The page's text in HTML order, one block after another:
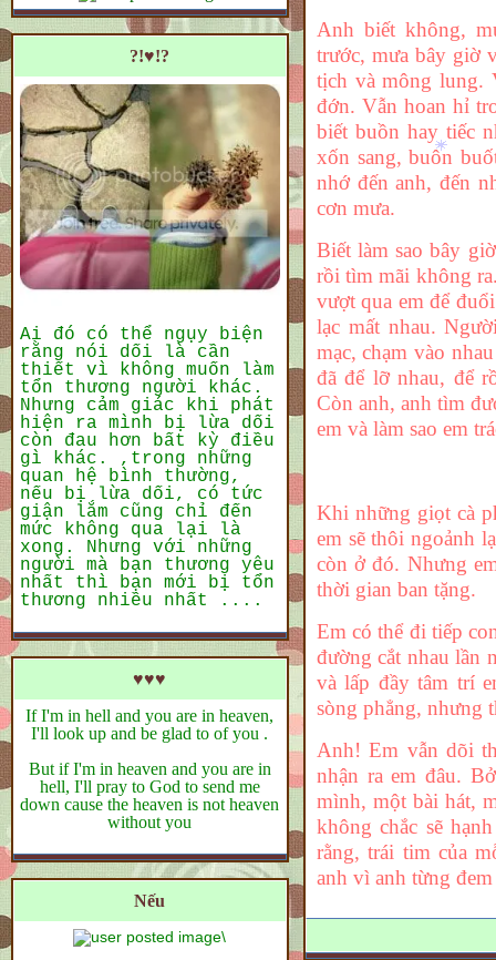
?!♥!?
Ai đó có thể ngụy biện
rằng nói dối là cần
thiết vì không muốn làm
tổn thương người khác.
Nhưng cảm giác khi phát
hiện ra mình bị lừa dối
còn đau hơn bất kỳ điều
gì khác. ,trong những
quan hệ bình thường,
nếu bị lừa dối, có tức
giận lắm cũng chỉ đến
mức không qua lại là
xong. Nhưng với những
người mà bạn thương yêu
nhất thì bạn mới bị tổn
thương nhiều nhất ....
♥♥♥
If I'm in hell and you are in heaven,
I'll look up and be glad to of you .
But if I'm in heaven and you are in
hell, I'll pray to God to send me
down cause the heaven is not heaven
without you
Nếu
\
Anh biết không,
trước, mưa bây giờ
tịch và mông lung.
đớn. Vẫn hoan hỉ
biết buồn hay tiếc
xốn sang, buôn
nhớ đến anh, đến
cơn mưa.
Biết làm sao bây
rồi tìm mãi không
vượt qua em để
lạc mất nhau.
mạc, chạm vào
đã để lỡ nhau, để
Còn anh, anh tìm
em và làm sao em
Khi những giọt cà
em sẽ thôi ngoảnh
còn ở đó. Nhưng
thời gian ban tặng.
Em có thể đi tiếp
đường cắt nhau lần
và lấp đầy tâm trí
sòng phẳng, nhưng
Anh! Em vẫn dõi
nhận ra em đâu.
mình, một bài hát,
không chắc sẽ
rằng, trái tim của
anh vì anh từng